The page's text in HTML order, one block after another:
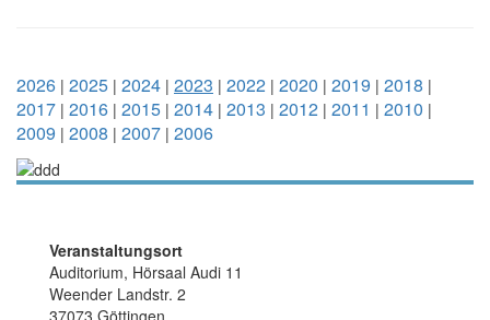
2026 | 2025 | 2024 | 2023 | 2022 | 2020 | 2019 | 2018 |
2017 | 2016 | 2015 | 2014 | 2013 | 2012 | 2011 | 2010 |
2009 | 2008 | 2007 | 2006
Veranstaltungsort
Auditorium, Hörsaal Audi 11
Weender Landstr. 2
37073 Göttingen